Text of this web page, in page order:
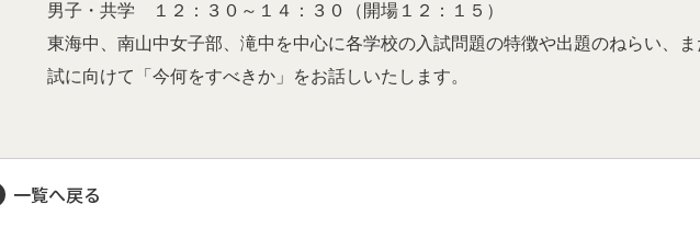
男子・共学 １２：３０～１４：３０（開場１２：１５）
東海中、南山中女子部、滝中を中心に各学校の入試問題の特徴や出題のねらい、ま
試に向けて「今何をすべきか」をお話しいたします。
一覧へ戻る